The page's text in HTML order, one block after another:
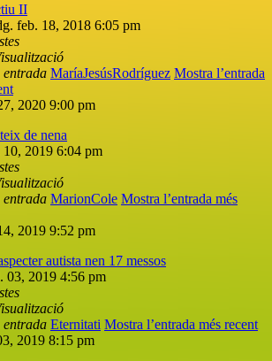
II
feb. 18, 2018 6:05 pm
MaríaJesúsRodríguez Mostra l’entrada
2020 9:00 pm
de nena
2019 6:04 pm
MarionCole Mostra l’entrada més
2019 9:52 pm
autista nen 17 messos
03, 2019 4:56 pm
Eternitati Mostra l’entrada més recent
2019 8:15 pm